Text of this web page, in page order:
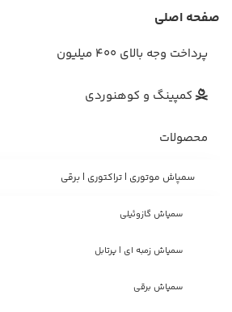
صفحه اصلی
پرداخت وجه بالای 400 میلیون
کمپینگ و کوهنوردی
محصولات
سمپاش موتوری | تراکتوری | برقی
سمپاش گازوئیلی
سمپاش زمبه ای | پرتابل
سمپاش برقی